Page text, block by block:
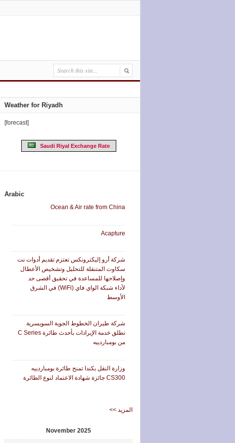
Weather for Riyadh
[forecast]
Saudi Riyal Exchange Rate
Ocean & Air rate from China
شركة أرو إليكترونكس تعتزم تقديم أدوات نت